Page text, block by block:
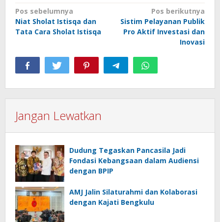
Navigasi
pos
Pos sebelumnya
Niat Sholat Istisqa dan
Tata Cara Sholat Istisqa
Pos berikutnya
Sistim Pelayanan Publik
Pro Aktif Investasi dan
Inovasi
Jangan Lewatkan
Dudung Tegaskan Pancasila Jadi
Fondasi Kebangsaan dalam Audiensi
dengan BPIP
AMJ Jalin Silaturahmi dan Kolaborasi
dengan Kajati Bengkulu